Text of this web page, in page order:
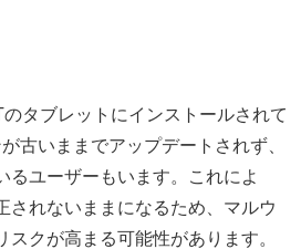
タブレットにインストールされて
古いままでアップデートされず、
るユーザーもいます。これによ
されないままになるため、マルウ
スクが高まる可能性があります。